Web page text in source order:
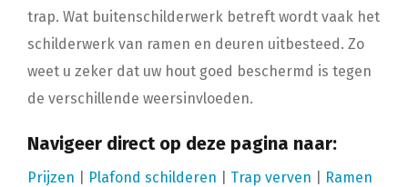
trap. Wat buitenschilderwerk betreft wordt vaak het
schilderwerk van ramen en deuren uitbesteed. Zo
weet u zeker dat uw hout goed beschermd is tegen
de verschillende weersinvloeden.
Navigeer direct op deze pagina naar:
Prijzen Plafond schilderen Trap verven
Ramen